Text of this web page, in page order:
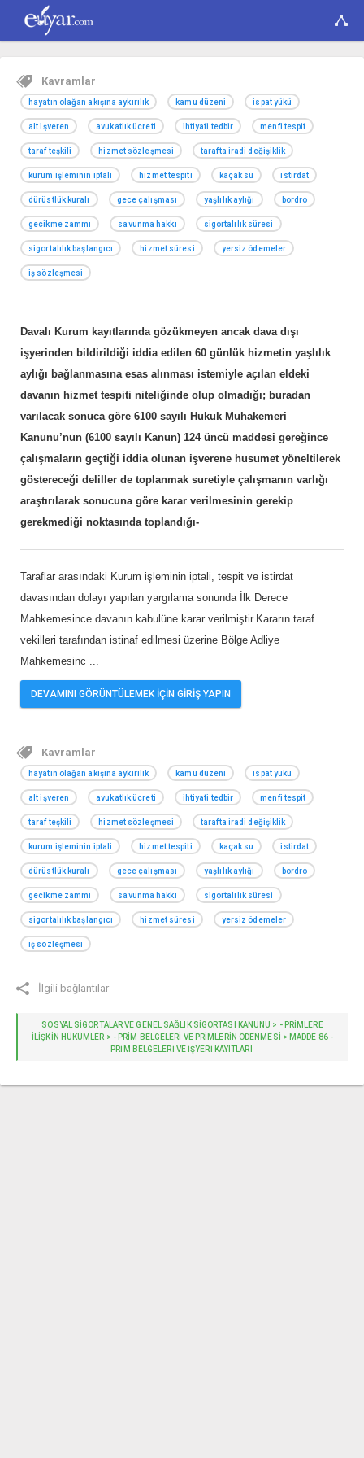
Kavramlar
hayatın olağan akışına aykırılık kamu düzeni ispat yükü
alt işveren avukatlık ücreti ihtiyati tedbir menfi tespit
taraf teşkili hizmet sözleşmesi tarafta iradi değişiklik
kurum işleminin iptali hizmet tespiti kaçak su istirdat
dürüstlük kuralı gece çalışması yaşlılık aylığı bordro
gecikme zammı savunma hakkı sigortalılık süresi
sigortalılık başlangıcı hizmet süresi yersiz ödemeler
iş sözleşmesi
Davalı Kurum kayıtlarında gözükmeyen ancak dava dışı
işyerinden bildirildiği iddia edilen 60 günlük hizmetin yaşlılık
aylığı bağlanmasına esas alınması istemiyle açılan eldeki
davanın hizmet tespiti niteliğinde olup olmadığı; buradan
varılacak sonuca göre 6100 sayılı Hukuk Muhakemeri
Kanunu’nun (6100 sayılı Kanun) 124 üncü maddesi gereğince
çalışmaların geçtiği iddia olunan işverene husumet yöneltilerek
göstereceği deliller de toplanmak suretiyle çalışmanın varlığı
araştırılarak sonucuna göre karar verilmesinin gerekip
gerekmediği noktasında toplandığı-
Taraflar arasındaki Kurum işleminin iptali, tespit ve istirdat
davasından dolayı yapılan yargılama sonunda İlk Derece
Mahkemesince davanın kabulüne karar verilmiştir.Kararın taraf
vekilleri tarafından istinaf edilmesi üzerine Bölge Adliye
Mahkemesinc ...
DEVAMINI GÖRÜNTÜLEMEK İÇİN GİRİŞ YAPIN
Kavramlar
hayatın olağan akışına aykırılık kamu düzeni ispat yükü
alt işveren avukatlık ücreti ihtiyati tedbir menfi tespit
taraf teşkili hizmet sözleşmesi tarafta iradi değişiklik
kurum işleminin iptali hizmet tespiti kaçak su istirdat
dürüstlük kuralı gece çalışması yaşlılık aylığı bordro
gecikme zammı savunma hakkı sigortalılık süresi
sigortalılık başlangıcı hizmet süresi yersiz ödemeler
iş sözleşmesi
İlgili bağlantılar
SOSYAL SİGORTALAR VE GENEL SAĞLIK SİGORTASI KANUNU > - PRIMLERE
İLIŞKIN HÜKÜMLER > - PRIM BELGELERI VE PRIMLERIN ÖDENMESI > MADDE 86 -
PRIM BELGELERI VE IŞYERI KAYITLARI